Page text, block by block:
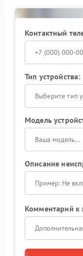
Не оставляйте
USB‑порт
работе ИБП и
профессионалам
вашего Powercom.
Контактный
Тип устройства:
Выберите тип
Модель
Описание
Комментарий к